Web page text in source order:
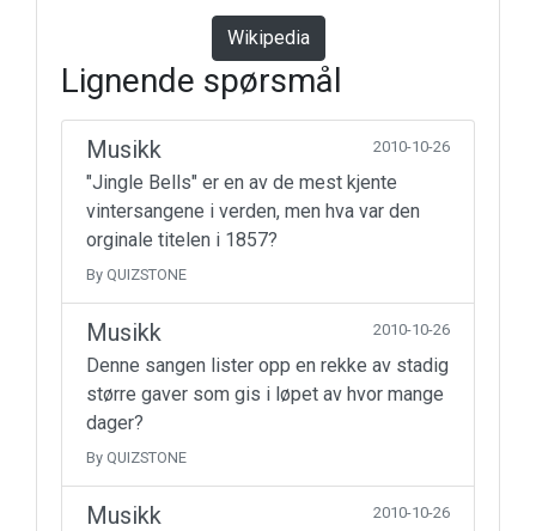
Wikipedia
Lignende spørsmål
Musikk 2010-10-26
"Jingle Bells" er en av de mest kjente
vintersangene i verden, men hva var den
orginale titelen i 1857?
By QUIZSTONE
Musikk 2010-10-26
Denne sangen lister opp en rekke av stadig
større gaver som gis i løpet av hvor mange
dager?
By QUIZSTONE
Musikk 2010-10-26